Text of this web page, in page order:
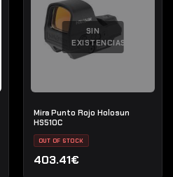
SIN
EXISTENCIAS
Mira Punto Rojo Holosun
HS510C
OUT OF STOCK
403.41€